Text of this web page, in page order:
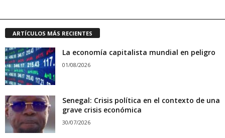
ARTÍCULOS MÁS RECIENTES
La economía capitalista mundial en peligro
01/08/2026
Senegal: Crisis política en el contexto de una
grave crisis económica
30/07/2026